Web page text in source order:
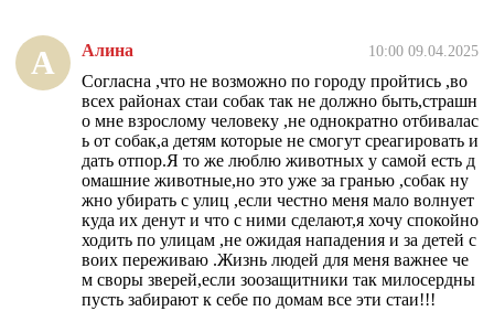
А Алина 10:00 09.04.2025
Согласна ,что не возможно по городу пройтись ,во
всех районах стаи собак так не должно быть,страшн
о мне взрослому человеку ,не однократно отбивалас
ь от собак,а детям которые не смогут среагировать и
дать отпор.Я то же люблю животных у самой есть д
омашние животные,но это уже за гранью ,собак ну
жно убирать с улиц ,если честно меня мало волнует
куда их денут и что с ними сделают,я хочу спокойно
ходить по улицам ,не ожидая нападения и за детей с
воих переживаю .Жизнь людей для меня важнее че
м своры зверей,если зоозащитники так милосердны
пусть забирают к себе по домам все эти стаи!!!